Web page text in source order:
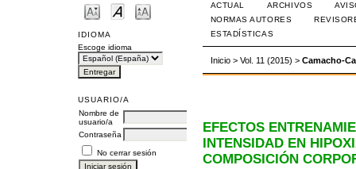
IDIOMA
Escoge idioma
USUARIO/A
Nombre de
usuario/a
Contraseña
No cerrar sesión
ACTUAL
ARCHIVOS
NORMAS AUTORES
ESTADÍSTICAS
Inicio> Vol. 11 (2015) > Camacho-
EFECTOS
INTENSIDAD EN
COMPOSICIÓN